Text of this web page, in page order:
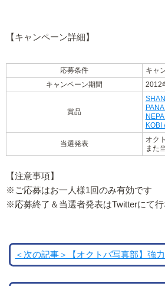
【キャンペーン詳細】
応募条件
キャ
キャンペーン期間
2012
賞品
KOBI
当選発表
オク
また
【注意事項】
※ご応募はお一人様1回のみ有効です
※応募終了＆当選者発表はTwitterにて行
＜次の記事＞【オクトバ写真部】強